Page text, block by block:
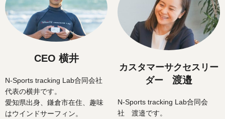
CEO 横井
N-Sports tracking Lab合同会社
代表の横井です。
愛知県出身、鎌倉市在住、趣味
はウインドサーフィン。
カスタマーサクセスリー
ダー 渡邉
N-Sports tracking Lab合同会
社 渡邉です。